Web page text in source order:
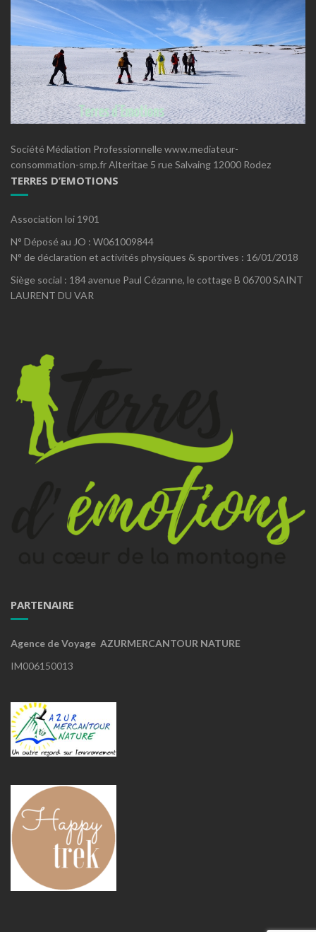
Société Médiation Professionnelle www.mediateur-
consommation-smp.fr Alteritae 5 rue Salvaing 12000 Rodez
TERRES D’EMOTIONS
Association loi 1901
N° Déposé au JO : W061009844
N° de déclaration et activités physiques & sportives : 16/01/2018
Siège social : 184 avenue Paul Cézanne, le cottage B 06700 SAINT
LAURENT DU VAR
PARTENAIRE
Agence de Voyage AZURMERCANTOUR NATURE
IM006150013